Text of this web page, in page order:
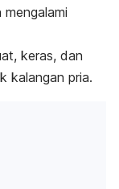
keras, dan
kalangan pria.